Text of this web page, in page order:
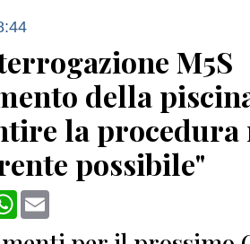
M5S
della
la
possibile"
WhatsApp